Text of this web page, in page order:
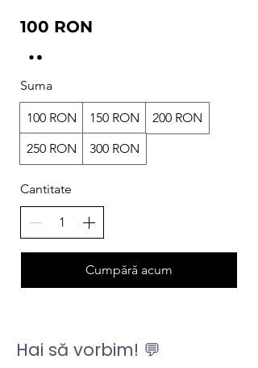
100 RON
Suma
100 RON 150 RON
200 RON
250 RON
300 RON
Cantitate
Cumpără acum
Hai să vorbim! 💬